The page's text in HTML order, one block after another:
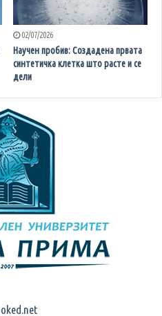
02/07/2026
Научен пробив: Создадена првата
синтетичка клетка што расте и се
дели